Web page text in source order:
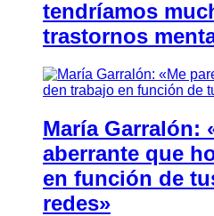
tendríamos
trastornos
María Garralón:
aberrante que
en función de
redes»